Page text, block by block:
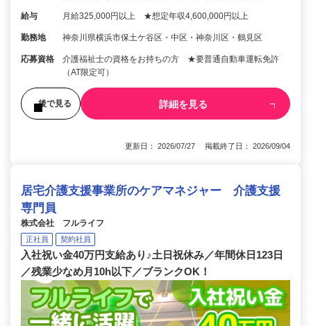
給与 月給325,000円以上 ★想定年収4,600,000円以上
勤務地 神奈川県横浜市保土ケ谷区・中区・神奈川区・鶴見区
応募資格
介護福祉士の資格をお持ちの方 ★要普通自動車運転免許
（AT限定可）
後で見る 詳細を見る
更新日： 2026/07/27 掲載終了日： 2026/09/04
居宅介護支援事業所のケアマネジャー 介護支援
専門員
株式会社 フルライフ
正社員 契約社員
入社祝い金40万円支給あり♪土日祝休み／年間休日123日
／残業少なめ月10h以下／ブランクOK！